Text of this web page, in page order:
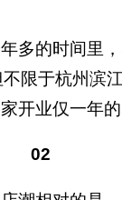
多的时间里
限于杭州滨
开业仅一年的
02‍